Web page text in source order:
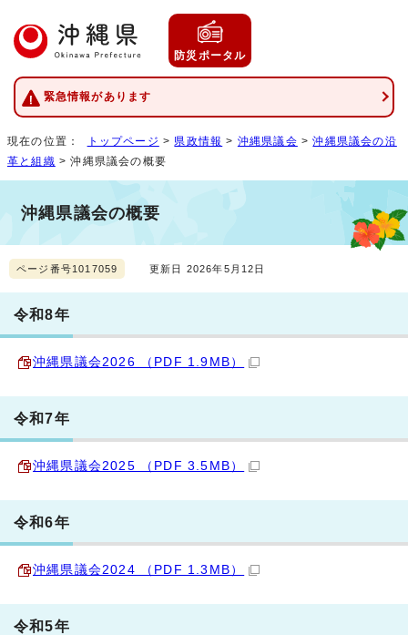
防災ポータル
緊急情報があります
現在の位置： トップページ > 県政情報 > 沖縄県議会 >沖縄県議会の沿
革と組織 > 沖縄県議会の概要
沖縄県議会の概要
ページ番号1017059 更新日 2026年5月12日
令和8年
沖縄県議会2026 （PDF 1.9MB）
令和7年
沖縄県議会2025 （PDF 3.5MB）
令和6年
沖縄県議会2024 （PDF 1.3MB）
令和5年